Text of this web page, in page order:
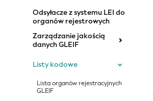
Odsyłacze z systemu LEI do
organów rejestrowych
Zarządzanie jakością
danych GLEIF
Listy kodowe
Lista organów rejestracyjnych
GLEIF